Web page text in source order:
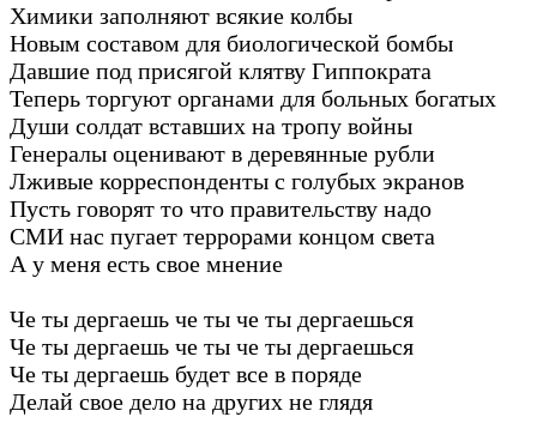
Химики заполняют всякие колбы
Новым составом для биологической бомбы
Давшие под присягой клятву Гиппократа
Теперь торгуют органами для больных богатых
Души солдат вставших на тропу войны
Генералы оценивают в деревянные рубли
Лживые корреспонденты с голубых экранов
Пусть говорят то что правительству надо
СМИ нас пугает террорами концом света
А у меня есть свое мнение
Че ты дергаешь че ты че ты дергаешься
Че ты дергаешь че ты че ты дергаешься
Че ты дергаешь будет все в поряде
Делай свое дело на других не глядя